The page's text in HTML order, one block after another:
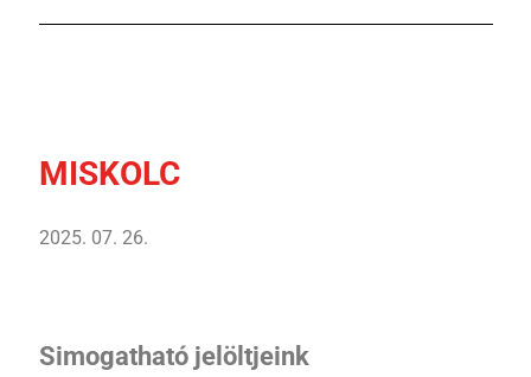
MISKOLC
2025. 07. 26.
Simogatható jelöltjeink